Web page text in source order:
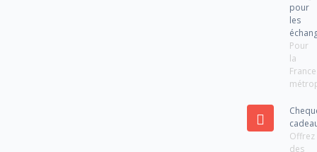
pour
les
Pour
la
France
Offrez
des